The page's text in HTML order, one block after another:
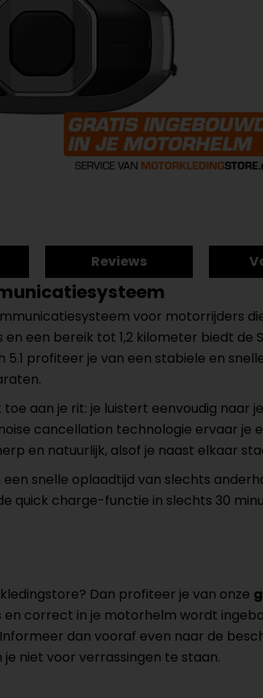
Reviews
voor motorrijders
een bereik tot 1,2 kilometer biedt
profiteer je van een stabiele en
aan je rit: je luistert eenvoudig
cancellation technologie ervaar je
en natuurlijk, alsof je naast elkaar
snelle oplaadtijd van slechts
quick charge-functie in slechts 30
Dan profiteer je van onze
correct in je motorhelm wordt
dan vooraf even naar de
niet voor verrassingen te staan.